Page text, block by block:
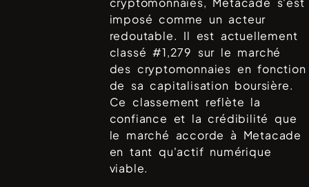
imposé comme un acteur
redoutable. Il est actuellement
classé #1,279 sur le marché
des cryptomonnaies en fonction
de sa capitalisation boursière.
Ce classement reflète la
confiance et la crédibilité que
le marché accorde à Metacade
en tant qu'actif numérique
viable.